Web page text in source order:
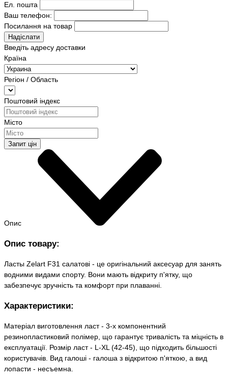
Ел. пошта
Ваш телефон:
Посилання на товар
Надіслати
Введіть адресу доставки
Країна
Регіон / Область
Поштовий індекс
Місто
Запит цін
Опис
Опис товару:
Ласты Zelart F31 салатові - це оригінальний аксесуар для занять
водними видами спорту. Вони мають відкриту п'ятку, що
забезпечує зручність та комфорт при плаванні.
Характеристики:
Матеріал виготовлення ласт - 3-х компонентний
резинопластиковий полімер, що гарантує тривалість та міцність в
експлуатації. Розмір ласт - L-XL (42-45), що підходить більшості
користувачів. Вид галоші - галоша з відкритою п'яткою, а вид
лопасти - несъемна.